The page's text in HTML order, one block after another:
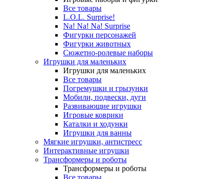
Все товары
L.O.L. Surprise!
Na! Na! Na! Surprise
Фигурки персонажей
Фигурки животных
Сюжетно-ролевые наборы
Игрушки для маленьких
Игрушки для маленьких
Все товары
Погремушки и грызунки
Мобили, подвески, дуги
Развивающие игрушки
Игровые коврики
Каталки и ходунки
Игрушки для ванны
Мягкие игрушки, антистресс
Интерактивные игрушки
Трансформеры и роботы
Трансформеры и роботы
Все товары